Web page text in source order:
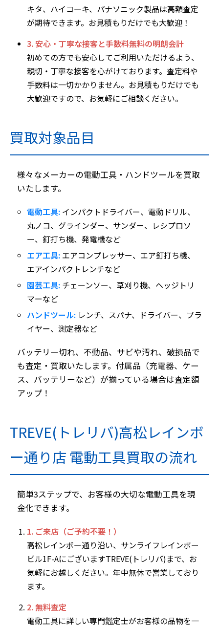
キタ、ハイコーキ、パナソニック製品は高額査定
が期待できます。お見積もりだけでも大歓迎！
3. 安心・丁寧な接客と手数料無料の明朗会計
初めての方でも安心してご利用いただけるよう、
親切・丁寧な接客を心がけております。査定料や
手数料は一切かかりません。お見積もりだけでも
大歓迎ですので、お気軽にご相談ください。
買取対象品目
様々なメーカーの電動工具・ハンドツールを買取
いたします。
電動工具: インパクトドライバー、電動ドリル、
丸ノコ、グラインダー、サンダー、レシプロソ
ー、釘打ち機、発電機など
エア工具: エアコンプレッサー、エア釘打ち機、
エアインパクトレンチなど
園芸工具: チェーンソー、草刈り機、ヘッジトリ
マーなど
ハンドツール: レンチ、スパナ、ドライバー、プラ
イヤー、測定器など
バッテリー切れ、不動品、サビや汚れ、破損品で
も査定・買取いたします。付属品（充電器、ケー
ス、バッテリーなど）が揃っている場合は査定額
アップ！
TREVE(トレリバ)高松レインボ
ー通り店 電動工具買取の流れ
簡単3ステップで、お客様の大切な電動工具を現
金化できます。
1. ご来店（ご予約不要！）
高松レインボー通り沿い、サンライフレインボー
ビル1F-AにございますTREVE(トレリバ)まで、お
気軽にお越しください。年中無休で営業しており
ます。
2. 無料査定
電動工具に詳しい専門鑑定士がお客様の品物を一